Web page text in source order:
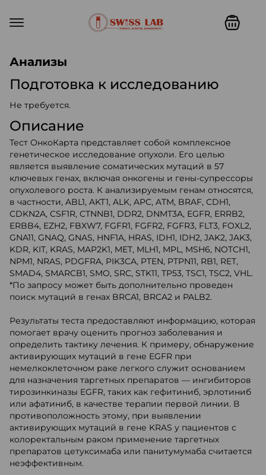
Анализы
Подготовка к исследованию
Не требуется.
Описание
Тест ОнкоКарта представляет собой комплексное
генетическое исследование опухоли. Его целью
является выявление соматических мутаций в 57
ключевых генах, включая онкогены и гены-супрессоры
опухолевого роста. К анализируемым генам относятся,
в частности, ABL1, AKT1, ALK, APC, ATM, BRAF, CDH1,
CDKN2A, CSF1R, CTNNB1, DDR2, DNMT3A, EGFR, ERRB2,
ERBB4, EZH2, FBXW7, FGFR1, FGFR2, FGFR3, FLT3, FOXL2,
GNA11, GNAQ, GNAS, HNF1A, HRAS, IDH1, IDH2, JAK2, JAK3,
KDR, KIT, KRAS, MAP2K1, MET, MLH1, MPL, MSH6, NOTCH1,
NPM1, NRAS, PDGFRA, PIK3CA, PTEN, PTPN11, RB1, RET,
SMAD4, SMARCB1, SMO, SRC, STK11, TP53, TSC1, TSC2, VHL.
*По запросу может быть дополнительно проведен
поиск мутаций в генах BRCA1, BRCA2 и PALB2.
Результаты теста предоставляют информацию, которая
помогает врачу оценить прогноз заболевания и
определить тактику лечения. К примеру, обнаружение
активирующих мутаций в гене EGFR при
немелкоклеточном раке легкого служит основанием
для назначения таргетных препаратов — ингибиторов
тирозинкиназы EGFR, таких как гефитиниб, эрлотиниб
или афатиниб, в качестве терапии первой линии. В
противоположность этому, при выявлении
активирующих мутаций в гене KRAS у пациентов с
колоректальным раком применение таргетных
препаратов цетуксимаба или панитумумаба считается
неэффективным.